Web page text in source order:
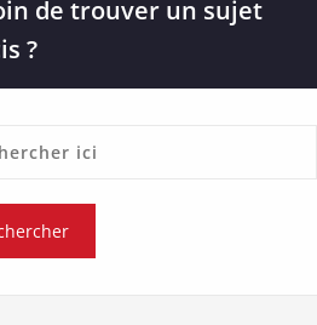
de trouver un sujet
?